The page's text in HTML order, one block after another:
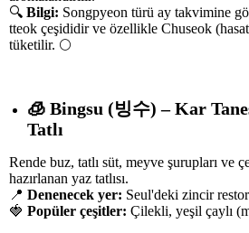
🔍 Bilgi: Songpyeon türü ay takvimine
tteok çeşididir ve özellikle Chuseok
tüketilir. 🌕
🧊 Bingsu (빙수) – Kar
Tatlı
Rende buz, tatlı süt, meyve şurupları ve
hazırlanan yaz tatlısı.
📍 Denenecek yer: Seul'deki zincir
🍓 Popüler çeşitler: Çilekli, yeşil çaylı